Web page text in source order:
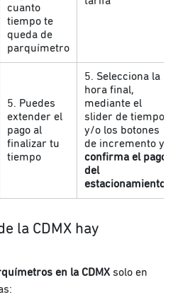
cuanto
tiempo te
queda de
parquímetro
5. Puedes
extender el
pago al
finalizar tu
tiempo
5. Selecciona la
hora final,
mediante el
slider de tiempo
y/o los botones
de incremento y
confirma el pago
del
estacionamiento.
la CDMX hay
en la CDMX solo en